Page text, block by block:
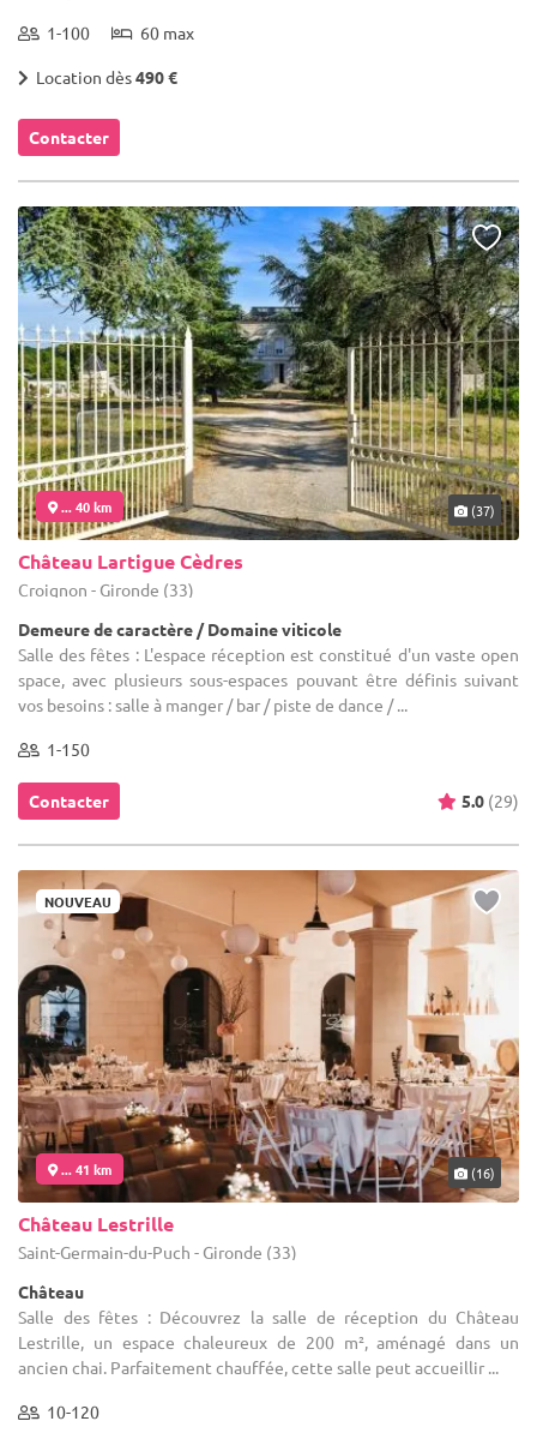
1-100 60 max
Location dès490 €
Contacter
... 40 km (37)
Château Lartigue Cèdres
Croignon - Gironde (33)
Demeure de caractère / Domaine viticole
Salle des fêtes : L'espace réception est constitué d'un vaste open
space, avec plusieurs sous-espaces pouvant être définis suivant
vos besoins : salle à manger / bar / piste de dance / ...
1-150
Contacter 5.0 (29)
NOUVEAU
... 41 km (16)
Château Lestrille
Saint-Germain-du-Puch - Gironde (33)
Château
Salle des fêtes : Découvrez la salle de réception du Château
Lestrille, un espace chaleureux de 200 m², aménagé dans un
ancien chai. Parfaitement chauffée, cette salle peut accueillir ...
10-120